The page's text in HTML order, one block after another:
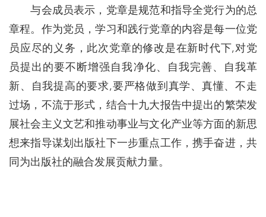
与会成员表示，党章是规范和指导全党行为的总
章程。作为党员，学习和践行党章的内容是每一位党
员应尽的义务，此次党章的修改是在新时代下,对党
员提出的要不断增强自我净化、自我完善、自我革
新、自我提高的要求,要严格做到真学、真懂、不走
过场，不流于形式，结合十九大报告中提出的繁荣发
展社会主义文艺和推动事业与文化产业等方面的新思
想来指导谋划出版社下一步重点工作，携手奋进，共
同为出版社的融合发展贡献力量。